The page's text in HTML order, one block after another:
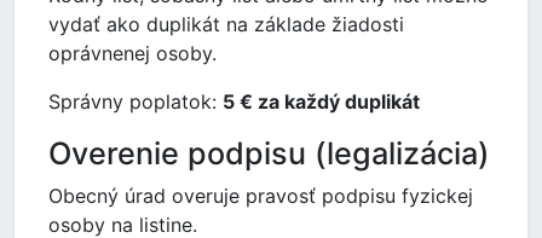
vydať ako duplikát na základe žiadosti
oprávnenej osoby.
Správny poplatok: 5 € za každý duplikát
Overenie podpisu (legalizácia)
Obecný úrad overuje pravosť podpisu fyzickej
osoby na listine.